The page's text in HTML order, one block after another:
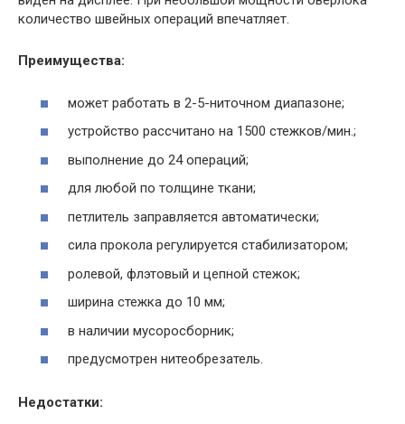
количество швейных операций впечатляет.
Преимущества:
может работать в 2-5-ниточном диапазоне;
устройство рассчитано на 1500 стежков/мин.;
выполнение до 24 операций;
для любой по толщине ткани;
петлитель заправляется автоматически;
сила прокола регулируется стабилизатором;
ролевой, флэтовый и цепной стежок;
ширина стежка до 10 мм;
в наличии мусоросборник;
предусмотрен нитеобрезатель.
Недостатки: